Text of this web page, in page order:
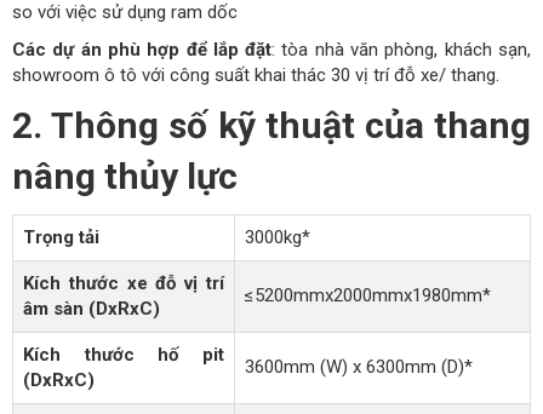
so với việc sử dụng ram dốc
Các dự án phù hợp để lắp đặt: tòa nhà văn phòng, khách sạn,
showroom ô tô với công suất khai thác 30 vị trí đỗ xe/ thang.
2. Thông số kỹ thuật của thang
nâng thủy lực
Trọng tải 3000kg*
Kích thước xe đỗ vị trí
âm sàn (DxRxC)
≤5200mmx2000mmx1980mm*
Kích thước hố pit
(DxRxC)
3600mm (W) x 6300mm (D)*